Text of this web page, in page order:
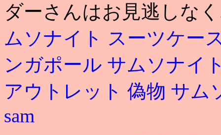
ダーさんはお見逃しな
ムソナイト スーツケー
ンガポール サムソナイ
アウトレット 偽物 サム
sam